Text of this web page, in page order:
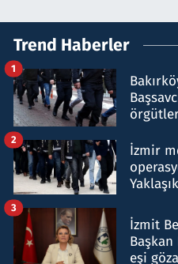
Trend Haberler
1
İzmir
2
İzmit
eşi
3